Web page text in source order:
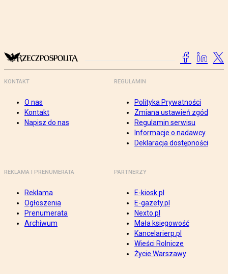
KONTAKT
O nas
Kontakt
Napisz do nas
REGULAMIN
Polityka Prywatności
Zmiana ustawień zgód
Regulamin serwisu
Informacje o nadawcy
Deklaracja dostępności
REKLAMA I PRENUMERATA
Reklama
Ogłoszenia
Prenumerata
Archiwum
PARTNERZY
E-kiosk.pl
E-gazety.pl
Nexto.pl
Mała księgowość
Kancelarierp.pl
Wieści Rolnicze
Życie Warszawy